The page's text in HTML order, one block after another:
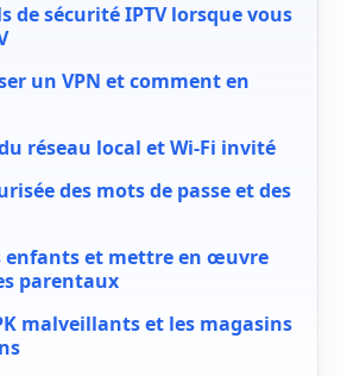
de sécurité IPTV lorsque vous
un VPN et comment en
réseau local et Wi-Fi invité
des mots de passe et des
enfants et mettre en œuvre
parentaux
malveillants et les magasins